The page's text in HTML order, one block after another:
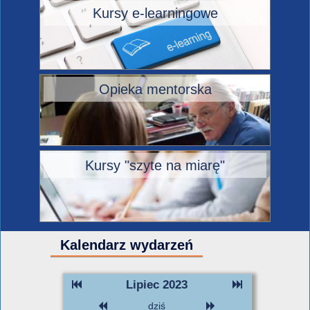
Kursy e-learningowe
Opieka mentorska
Kursy "szyte na miarę"
Kalendarz wydarzeń
Lipiec 2023
dziś